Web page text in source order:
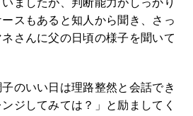
ましたが、判断能力がしっかり
スもあると知人から聞き、さっ
さんに父の日頃の様子を聞いて
のいい日は理路整然と会話でき
ジしてみては？」と励ましてく